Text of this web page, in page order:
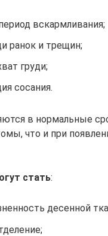
вскармливания;
ранок и трещин;
груди;
сосания.
в нормальные
что и при
стать:
десенной